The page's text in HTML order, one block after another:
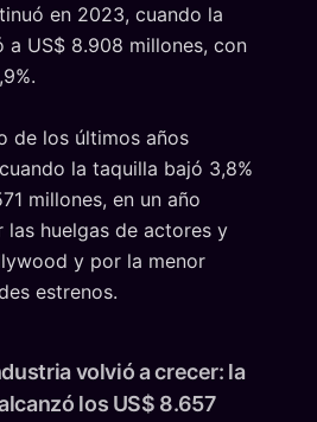
en 2023, cuando la
a US$ 8.908 millones, con
de los últimos años
la taquilla bajó 3,8%
millones, en un año
huelgas de actores y
y por la menor
estrenos.
volvió a crecer: la
los US$ 8.657